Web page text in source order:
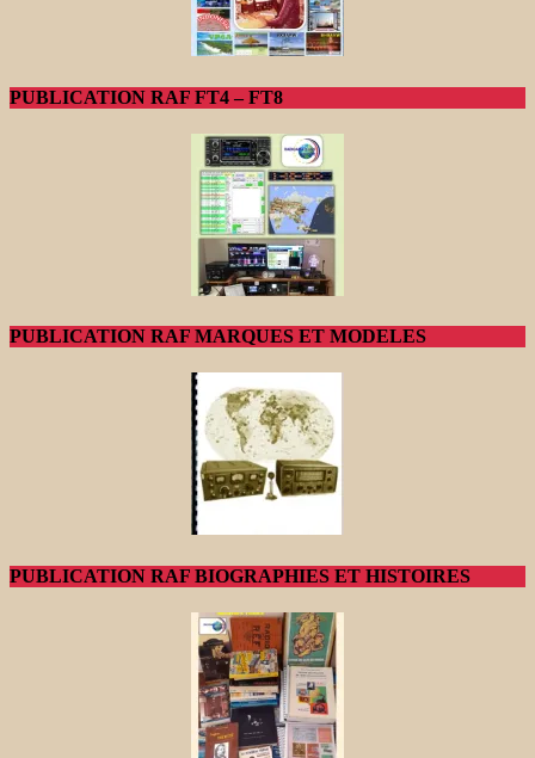
PUBLICATION RAF FT4 – FT8
PUBLICATION RAF MARQUES ET MODELES
PUBLICATION RAF BIOGRAPHIES ET HISTOIRES